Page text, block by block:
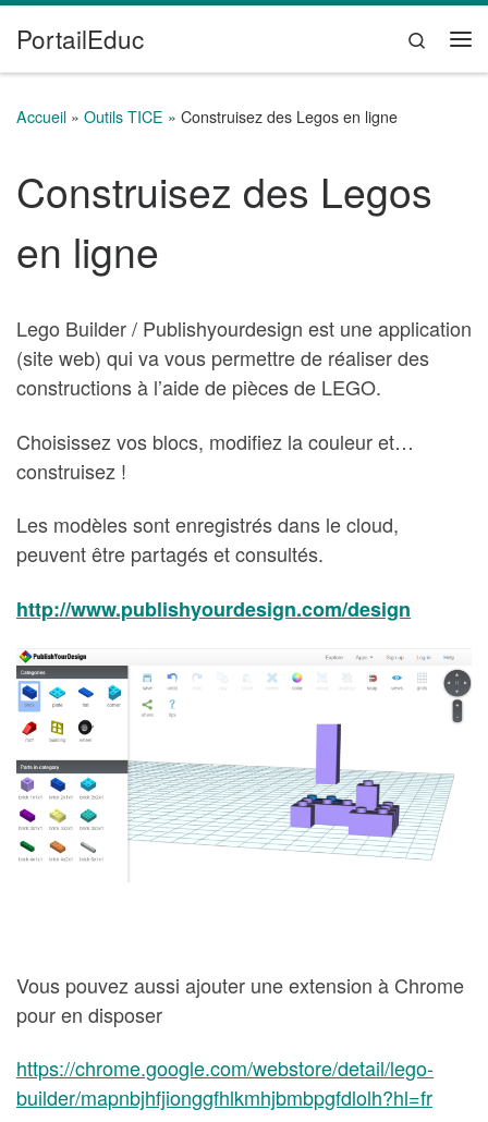
Passer au contenu
PortailEduc
Search
Accueil » Outils TICE » Construisez des Legos en ligne
Construisez des Legos
en ligne
Lego Builder / Publishyourdesign est une application
(site web) qui va vous permettre de réaliser des
constructions à l’aide de pièces de LEGO.
Choisissez vos blocs, modifiez la couleur et…
construisez !
Les modèles sont enregistrés dans le cloud,
peuvent être partagés et consultés.
http://www.publishyourdesign.com/design
Vous pouvez aussi ajouter une extension à Chrome
pour en disposer
https://chrome.google.com/webstore/detail/lego-
builder/mapnbjhfjionggfhlkmhjbmbpgfdlolh?hl=fr